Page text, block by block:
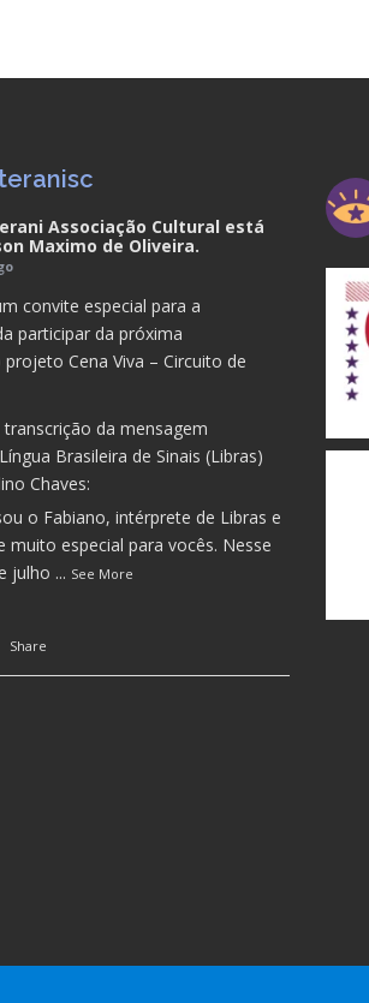
Associação Cultural está
Maximo de Oliveira.
convite especial para a
participar da próxima
Cena Viva – Circuito de
da mensagem
Brasileira de Sinais (Libras)
Chaves:
o Fabiano, intérprete de Libras e
muito especial para vocês. Nesse
julho ... See More
Share